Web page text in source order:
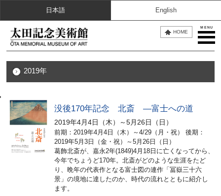
MENU
HOME
日本語 English
2019年
没後170年記念 北斎 ―富士への道
2019年4月4日（木）～5月26日（日）
前期：2019年4月4日（木）～4/29（月・祝） 後期：
2019年5月3日（金・祝）～5月26日（日）
葛飾北斎が、嘉永2年(1849)4月18日に亡くなってから、
今年でちょうど170年。北斎がどのような生涯をたど
り、晩年の代表作となる富士図の連作「冨嶽三十六
景」の境地に達したのか、時代の流れとともに紹介し
ます。